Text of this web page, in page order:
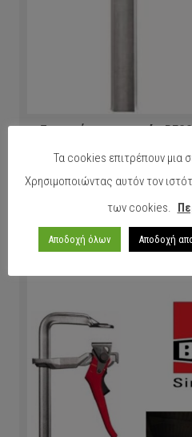
Σφιγκτήρας μαραγκών
Τα cookies επιτρέπουν μια
Χρησιμοποιώντας αυτόν τον
των cookies.
Αποδοχή όλων Αποδοχή